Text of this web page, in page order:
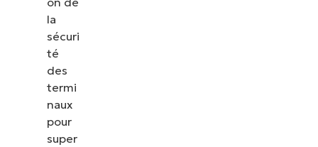
la
sécuri
té
des
termi
naux
pour
super